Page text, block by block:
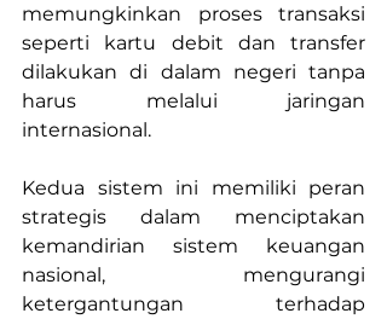
memungkinkan proses transaksi
seperti kartu debit dan transfer
dilakukan di dalam negeri tanpa
harus melalui jaringan
internasional.
Kedua sistem ini memiliki peran
strategis dalam menciptakan
kemandirian sistem keuangan
nasional, mengurangi
ketergantungan terhadap